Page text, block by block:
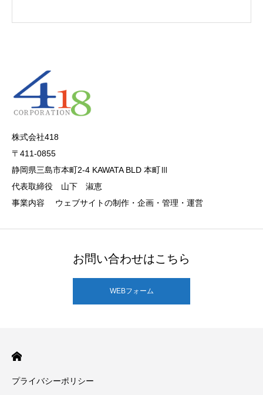
株式会社418
〒411-0855
静岡県三島市本町2-4 KAWATA BLD 本町Ⅲ
代表取締役 山下 淑恵
事業内容 ウェブサイトの制作・企画・管理・運営
お問い合わせはこちら
WEBフォーム
プライバシーポリシー